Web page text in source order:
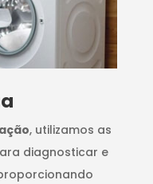
, utilizamos as
diagnosticar e